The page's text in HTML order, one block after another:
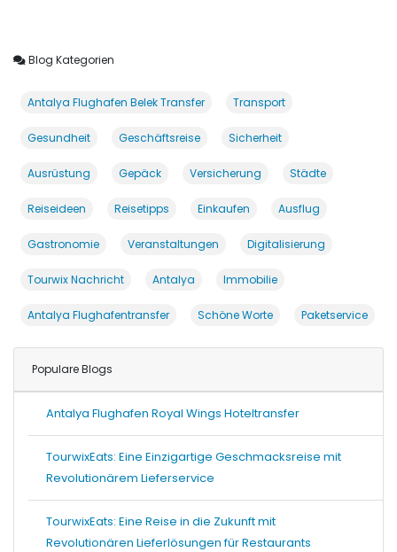
Blog Kategorien
Antalya Flughafen Belek Transfer Transport
Gesundheit Geschäftsreise Sicherheit
Ausrüstung Gepäck Versicherung Städte
Reiseideen Reisetipps Einkaufen Ausflug
Gastronomie Veranstaltungen Digitalisierung
Tourwix Nachricht Antalya Immobilie
Antalya Flughafentransfer Schöne Worte Paketservice
Populare Blogs
Antalya Flughafen Royal Wings Hoteltransfer
TourwixEats: Eine Einzigartige Geschmacksreise mit
Revolutionärem Lieferservice
TourwixEats: Eine Reise in die Zukunft mit
Revolutionären Lieferlösungen für Restaurants